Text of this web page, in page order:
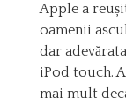
Apple a
oamenii
dar
iPod touch.
mai mult